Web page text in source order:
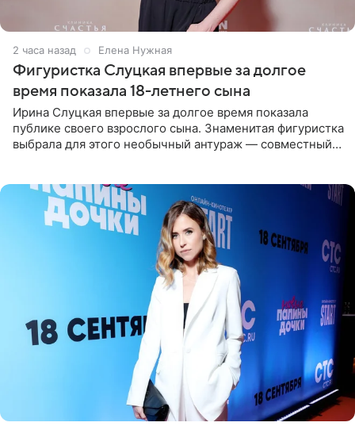
2 часа назад Елена Нужная
Фигуристка Слуцкая впервые за долгое
время показала 18-летнего сына
Ирина Слуцкая впервые за долгое время показала
публике своего взрослого сына. Знаменитая фигуристка
выбрала для этого необычный антураж — совместный